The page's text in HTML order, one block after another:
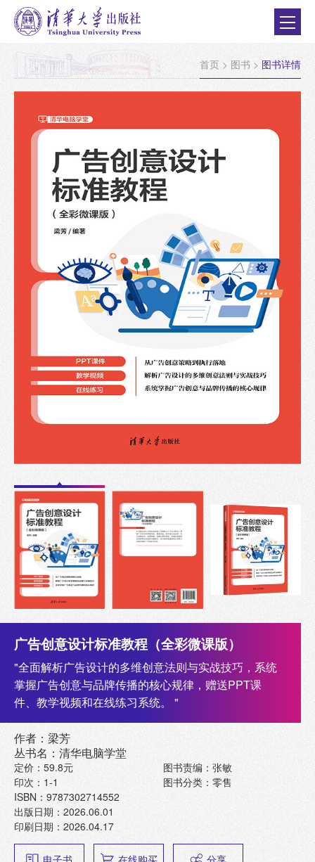
首页 > 图书 > 图书详情
广告创意设计标准教程（全彩微课版）
"全面解析广告设计的多维创意法则与实战技巧，系统
掌握广告创意与品牌传播的核心规律，赠送PPT课
件、教学视频和在线练习系统。 "
作者：梁芳
丛书名：清华电脑学堂
定价：59.8元
印次：1-1
ISBN：9787302714552
出版日期：2026.06.01
印刷日期：2026.04.17
图书责编：张敏
图书分类：零售